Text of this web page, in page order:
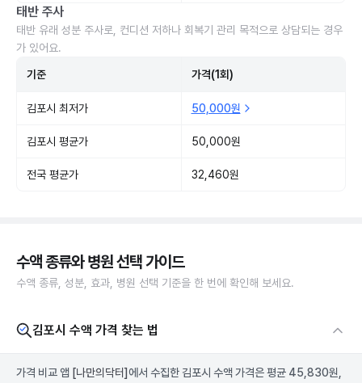
태반 주사
태반 유래 성분 주사로, 컨디션 저하나 회복기 관리 목적으로 상담되는 경우
가 있어요.
기준 가격(1회)
김포시 최저가 50,000원
김포시 평균가 50,000원
전국 평균가 32,460원
수액 종류와 병원 선택 가이드
수액 종류, 성분, 효과, 병원 선택 기준을 한 번에 확인해 보세요.
김포시 수액 가격 찾는 법
가격 비교 앱 [나만의닥터] 에서 수집한 김포시 수액 가격은 평균 45,830원,